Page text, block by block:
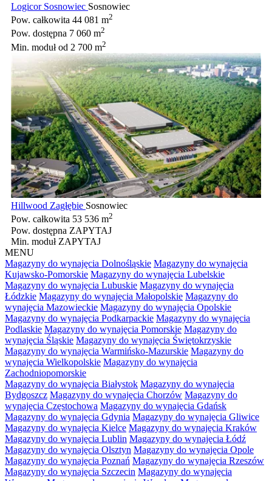
Logicor Sosnowiec Sosnowiec
Pow. całkowita 44 081 m2
Pow. dostępna 7 060 m2
Min. modułod 2 700 m2
Hillwood Zagłębie Sosnowiec
Pow. całkowita 53 536 m2
Pow. dostępna ZAPYTAJ
Min. moduł ZAPYTAJ
MENU
Magazyny do wynajęcia Dolnośląskie Magazyny do wynajęcia
Kujawsko-Pomorskie Magazyny do wynajęcia Lubelskie
Magazyny do wynajęcia Lubuskie Magazyny do wynajęcia
Łódzkie Magazyny do wynajęcia Małopolskie Magazyny do
wynajęcia Mazowieckie Magazyny do wynajęcia Opolskie
Magazyny do wynajęcia Podkarpackie Magazyny do wynajęcia
Podlaskie Magazyny do wynajęcia Pomorskie Magazyny do
wynajęcia Śląskie Magazyny do wynajęcia Świętokrzyskie
Magazyny do wynajęcia Warmińsko-Mazurskie Magazyny do
wynajęcia Wielkopolskie Magazyny do wynajęcia
Zachodniopomorskie
Magazyny do wynajęcia Białystok Magazyny do wynajęcia
Bydgoszcz Magazyny do wynajęcia Chorzów Magazyny do
wynajęcia Częstochowa Magazyny do wynajęcia Gdańsk
Magazyny do wynajęcia Gdynia Magazyny do wynajęcia Gliwice
Magazyny do wynajęcia Kielce Magazyny do wynajęcia Kraków
Magazyny do wynajęcia Lublin Magazyny do wynajęcia Łódź
Magazyny do wynajęcia Olsztyn Magazyny do wynajęcia Opole
Magazyny do wynajęcia Poznań Magazyny do wynajęcia Rzeszów
Magazyny do wynajęcia Szczecin Magazyny do wynajęcia